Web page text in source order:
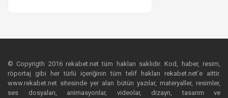
© Copyrigth 2016 rekabet.net tüm hakları saklıdır. Kod, haber, resim,
röportaj gibi her türlü içeriğinin tüm telif hakları rekabet.net’e aittir.
www.rekabet.net sitesinde yer alan bütün yazılar, materyaller, resimler,
ses dosyaları, animasyonlar, videolar, dizayn, tasarım ve